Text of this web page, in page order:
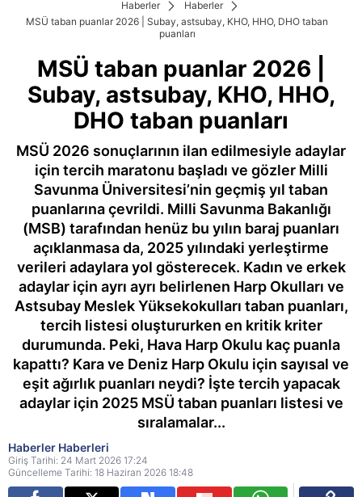
Haberler
Haberler
MSÜ taban puanlar 2026 | Subay, astsubay, KHO, HHO, DHO taban
puanları
MSÜ taban puanlar 2026 |
Subay, astsubay, KHO, HHO,
DHO taban puanları
MSÜ 2026 sonuçlarının ilan edilmesiyle adaylar
için tercih maratonu başladı ve gözler Milli
Savunma Üniversitesi’nin geçmiş yıl taban
puanlarına çevrildi. Milli Savunma Bakanlığı
(MSB) tarafından henüz bu yılın baraj puanları
açıklanmasa da, 2025 yılındaki yerleştirme
verileri adaylara yol gösterecek. Kadın ve erkek
adaylar için ayrı ayrı belirlenen Harp Okulları ve
Astsubay Meslek Yüksekokulları taban puanları,
tercih listesi oluştururken en kritik kriter
durumunda. Peki, Hava Harp Okulu kaç puanla
kapattı? Kara ve Deniz Harp Okulu için sayısal ve
eşit ağırlık puanları neydi? İşte tercih yapacak
adaylar için 2025 MSÜ taban puanları listesi ve
sıralamalar...
Haberler Haberleri
Giriş Tarihi: 24 Mart 2026 17:24
Güncelleme Tarihi: 18 Haziran 2026 18:48